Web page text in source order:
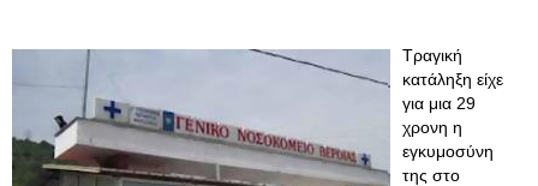
Τραγική
κατάληξη είχε
για μια 29
χρονη η
εγκυμοσύνη
της στο